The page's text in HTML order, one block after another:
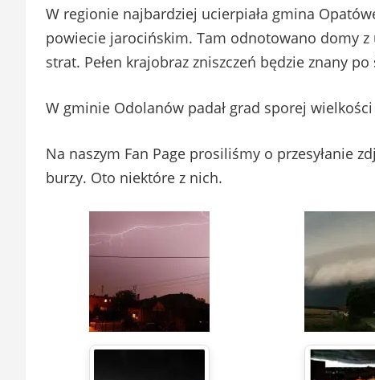
W regionie najbardziej ucierpiała gmina
powiecie jarocińskim. Tam odnotowano domy
strat. Pełen krajobraz zniszczeń będzie znany po
W gminie Odolanów padał grad sporej
Na naszym Fan Page prosiliśmy o przesyłanie
burzy. Oto niektóre z nich.